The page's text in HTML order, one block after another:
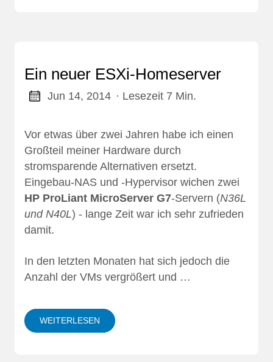
Ein neuer ESXi-Homeserver
Jun 14, 2014 · Lesezeit 7 Min.
Vor etwas über zwei Jahren habe ich einen
Großteil meiner Hardware durch
stromsparende Alternativen ersetzt.
Eingebau-NAS und -Hypervisor wichen zwei
HP ProLiant MicroServer G7-Servern (N36L
und N40L) - lange Zeit war ich sehr zufrieden
damit.
In den letzten Monaten hat sich jedoch die
Anzahl der VMs vergrößert und …
WEITERLESEN